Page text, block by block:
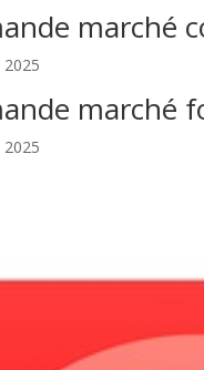
marché
2025
marché
2025